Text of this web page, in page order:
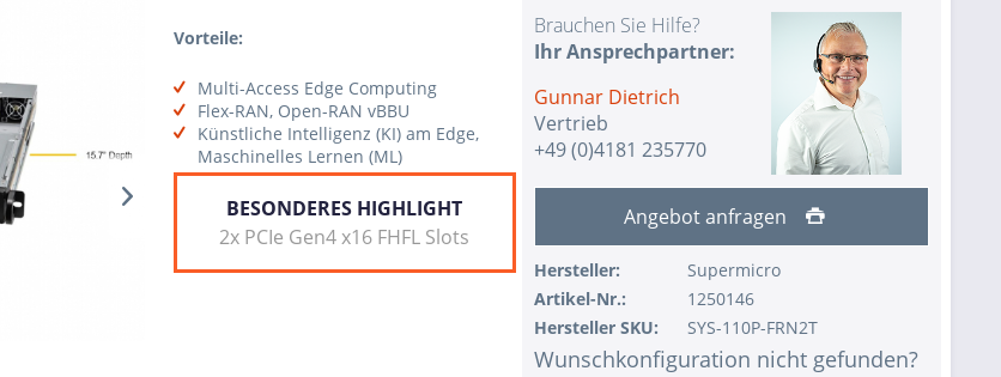
Vorteile:
Multi-Access Edge Computing
Flex-RAN, Open-RAN vBBU
Künstliche Intelligenz (KI) am Edge,
Maschinelles Lernen (ML)
BESONDERES HIGHLIGHT
2x PCIe Gen4 x16 FHFL Slots
Brauchen Sie Hilfe?
Ihr Ansprechpartner:
Gunnar Dietrich
Vertrieb
+49 (0)4181 235770
Angebot anfragen
Hersteller:
Supermicro
Artikel-Nr.:
1250146
Hersteller SKU:
SYS-110P-FRN2T
Wunschkonfiguration nicht gefunden?